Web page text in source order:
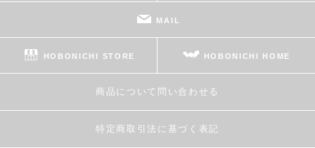
MAIL
HOBONICHI STORE HOBONICHI HOME
商品について問い合わせる
特定商取引法に基づく表記